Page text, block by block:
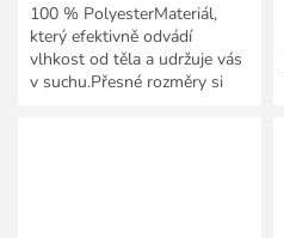
100 % PolyesterMateriál,
který efektivně odvádí
vlhkost od těla a udržuje vás
v suchu.Přesné rozměry si